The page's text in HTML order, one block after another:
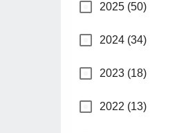
2025 (50)
2024 (34)
2023 (18)
2022 (13)